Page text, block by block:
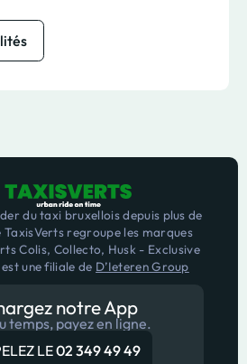
du taxi bruxellois depuis plus de
regroupe les marques
Colis, Collecto, Husk - Exclusive
une filiale de D’Ieteren Group
notre App
temps, payez en ligne.
LE02 349 49 49